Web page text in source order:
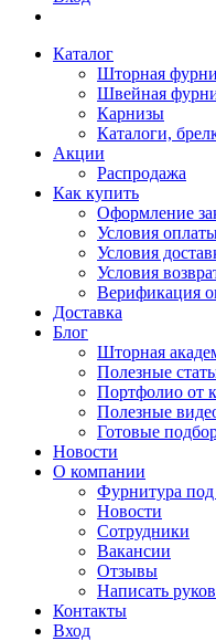
Каталог
Шторная
Швейная
Карнизы
Каталоги,
Акции
Распродажа
Как купить
Оформление
Условия
Условия
Условия
Верификация
Доставка
Блог
Шторная
Полезные
Портфолио от
Полезные
Готовые
Новости
О компании
Фурнитура под
Новости
Сотрудники
Вакансии
Отзывы
Написать
Контакты
Вход